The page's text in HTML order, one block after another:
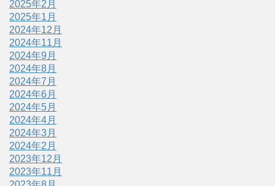
2025年2月
2025年1月
2024年12月
2024年11月
2024年9月
2024年8月
2024年7月
2024年6月
2024年5月
2024年4月
2024年3月
2024年2月
2023年12月
2023年11月